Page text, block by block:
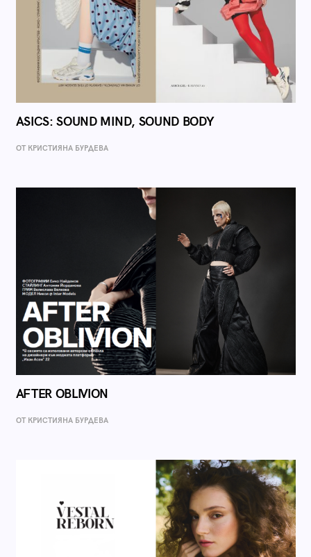
ASICS: SOUND MIND, SOUND BODY
ОТ КРИСТИЯНА БУРДЕВА
AFTER OBLIVION
ОТ КРИСТИЯНА БУРДЕВА